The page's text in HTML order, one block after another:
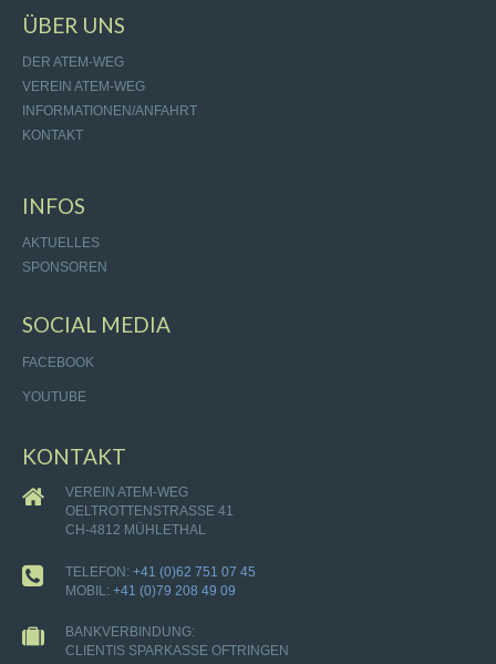
ÜBER UNS
DER ATEM-WEG
VEREIN ATEM-WEG
INFORMATIONEN/ANFAHRT
KONTAKT
INFOS
AKTUELLES
SPONSOREN
SOCIAL MEDIA
FACEBOOK
YOUTUBE
KONTAKT
VEREIN ATEM-WEG
OELTROTTENSTRASSE 41
CH-4812 MÜHLETHAL
TELEFON: +41 (0)62 751 07 45
MOBIL: +41 (0)79 208 49 09
BANKVERBINDUNG:
CLIENTIS SPARKASSE OFTRINGEN